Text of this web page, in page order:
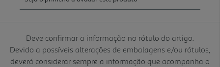
Deve confirmar a informação no rótulo do artigo.
Devido a possíveis alterações de embalagens e/ou rótulos,
deverá considerar sempre a informação que acompanha o